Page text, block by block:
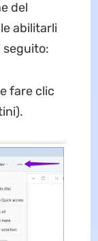
del
abilitarli
seguito:
fare clic